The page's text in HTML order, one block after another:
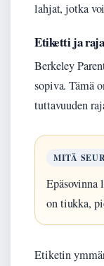
lahjat, jotka
Etiketti ja
Berkeley
sopiva. Tämä
tuttavuuden
MITÄ
on tiukka,
Etiketin